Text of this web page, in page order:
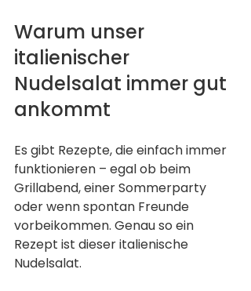
Warum unser
italienischer
Nudelsalat immer gut
ankommt
Es gibt Rezepte, die einfach immer
funktionieren – egal ob beim
Grillabend, einer Sommerparty
oder wenn spontan Freunde
vorbeikommen. Genau so ein
Rezept ist dieser italienische
Nudelsalat.